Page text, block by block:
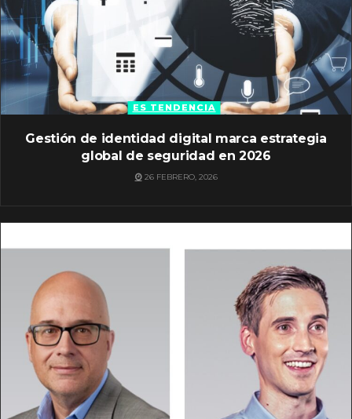
ES TENDENCIA
Gestión de identidad digital marca estrategia
global de seguridad en 2026
26 FEBRERO, 2026